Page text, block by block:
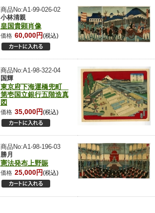
商品No:A1-99-026-02
小林清親
皇国貴顕肖像
価格 60,000円(税込)
商品No:A1-98-322-04
国輝
東京府下海運橋兜町
第壱国立銀行五階造真
図
価格 35,000円(税込)
商品No:A1-98-196-03
勝月
憲法発布上野賑
価格 25,000円(税込)